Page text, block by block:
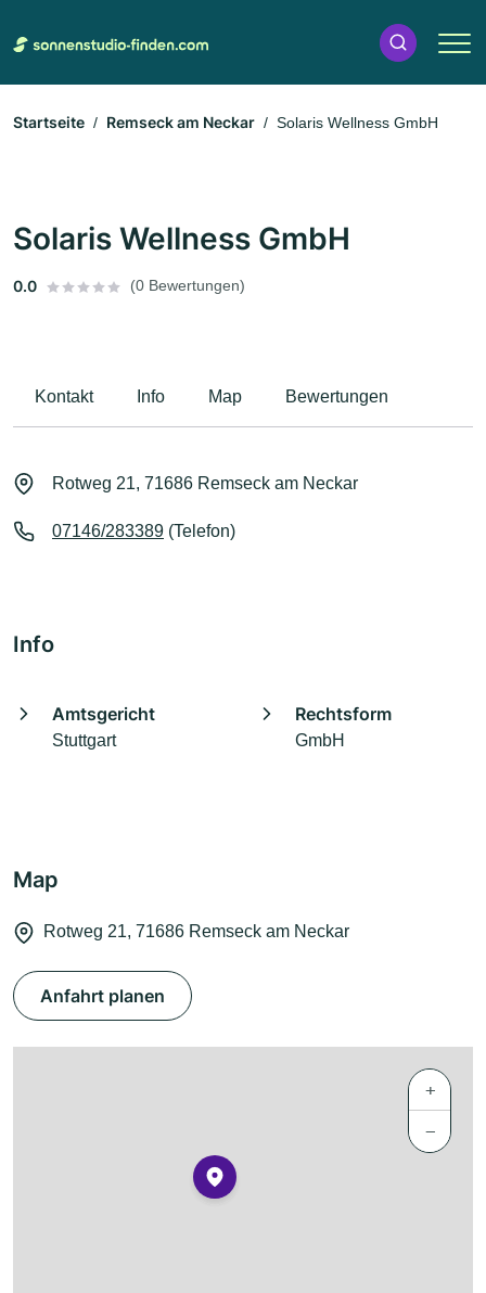
Startseite Remseck am Neckar Solaris Wellness GmbH
Solaris Wellness GmbH
0.0 (0 Bewertungen)
Kontakt Info Map Bewertungen
Rotweg 21, 71686 Remseck am Neckar
07146/283389 (Telefon)
Info
Amtsgericht
Stuttgart
Rechtsform
GmbH
Map
Rotweg 21, 71686 Remseck am Neckar
Anfahrt planen
+
−